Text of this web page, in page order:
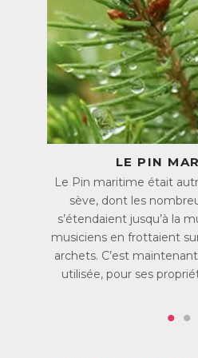
fonctionnement du corps. 4ème
dans l’organisme, le corps en
25g dont environ la moitié se
un quart dans les muscles et un
système nerveux, le foie, les reins,
A quoi sert-il ?
Indispensable à la bonne santé
intervient dans plus de 300
peut notamment citer son rôle
la formation et la minéralisation
production d’énergie.
Quels sont les besoins
Pour un adulte, les autorités de
apport de 6mg par kilo de poids
représente environ 300mg pour
pour un homme. Comme le
auraient un apport insuffisant et
LE PIN
Le Pin maritime était
sève, dont les
s’étendaient jusqu’à la
musiciens en frottaient
archets. C’est
utilisée, pour ses